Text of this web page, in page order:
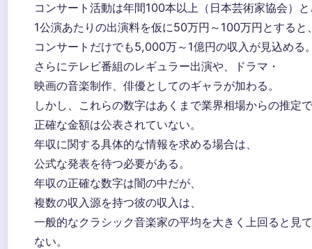
コンサート活動は年間100本以上（日本芸術家協会）
1公演あたりの出演料を仮に50万円～100万円とすると
コンサートだけでも5,000万～1億円の収入が見込める
さらにテレビ番組のレギュラー出演や、ドラマ・
映画の音楽制作、俳優としてのギャラが加わる。
しかし、これらの数字はあくまで業界相場からの推定
正確な金額は公表されていない。
年収に関する具体的な情報を求める場合は、
公式な発表を待つ必要がある。
年収の正確な数字は闇の中だが、
複数の収入源を持つ彼の収入は、
一般的なクラシック音楽家の平均を大きく上回ると見
ない。